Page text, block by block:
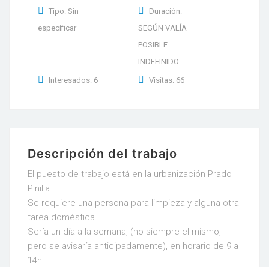
Tipo: Sin
especificar
Duración:
SEGÚN VALÍA
POSIBLE
INDEFINIDO
Interesados: 6 Visitas: 66
Descripción del trabajo
El puesto de trabajo está en la urbanización Prado
Pinilla.
Se requiere una persona para limpieza y alguna otra
tarea doméstica.
Sería un día a la semana, (no siempre el mismo,
pero se avisaría anticipadamente), en horario de 9 a
14h.